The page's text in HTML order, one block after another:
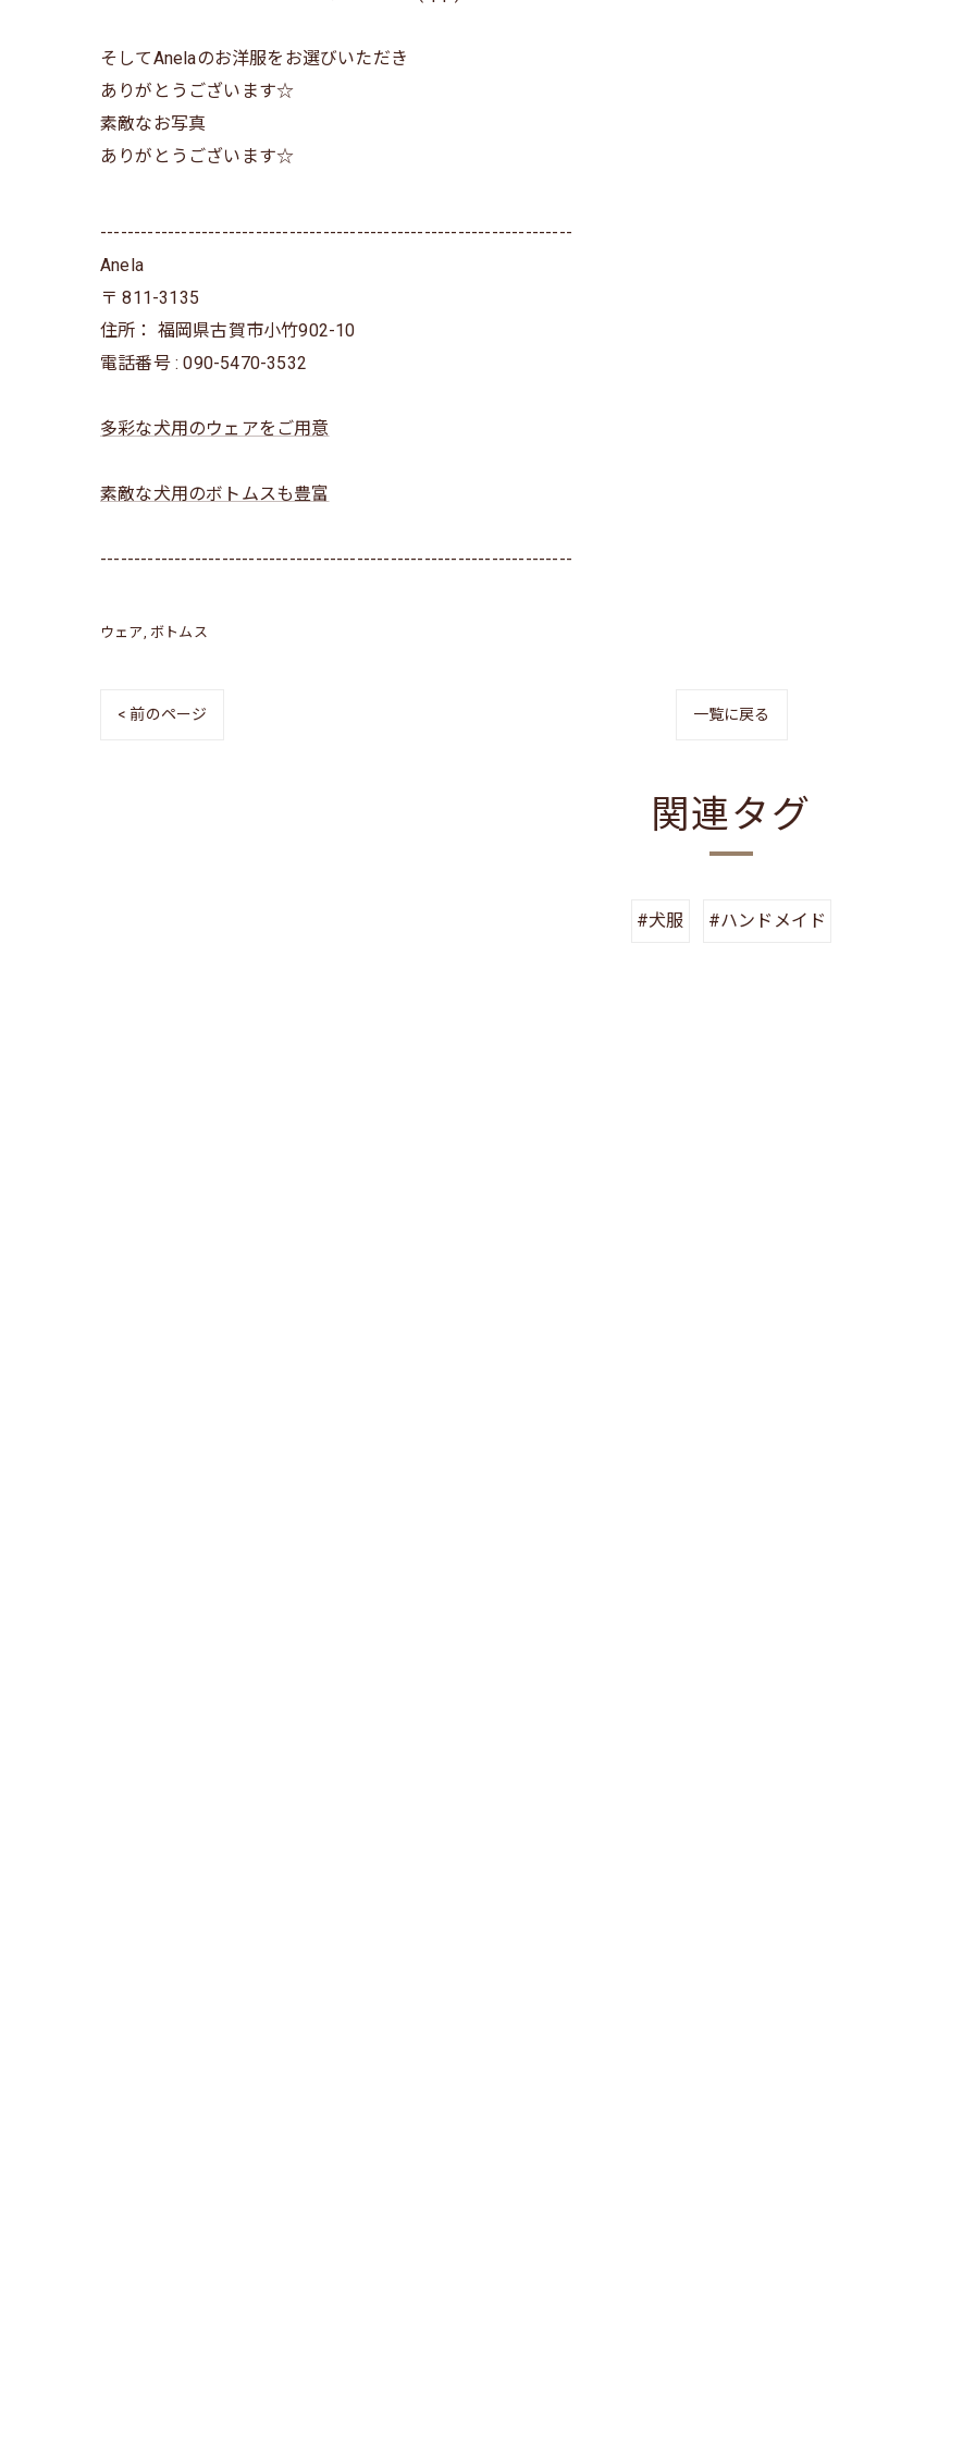
そしてAnelaのお洋服をお選びいただき
ありがとうございます☆
素敵なお写真
ありがとうございます☆
----------------------------------------------------------------------
Anela
〒811-3135
住所： 福岡県古賀市小竹902-10
電話番号 :090-5470-3532
多彩な犬用のウェアをご用意
素敵な犬用のボトムスも豊富
----------------------------------------------------------------------
ウェア ボトムス
< 前のページ 一覧に戻る
関連タグ
#犬服 #ハンドメイド